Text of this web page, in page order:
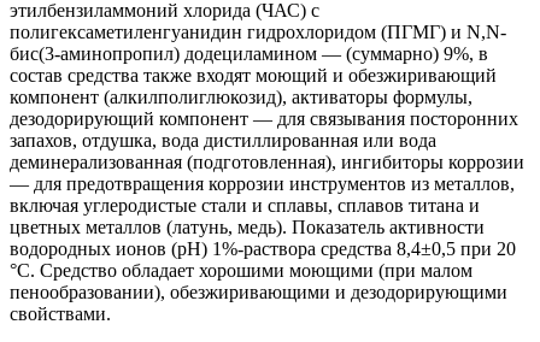
этилбензиламмоний хлорида (ЧАС) с
полигексаметиленгуанидин гидрохлоридом (ПГМГ) и N,N-
бис(3-аминопропил) додециламином — (суммарно) 9%, в
состав средства также входят моющий и обезжиривающий
компонент (алкилполиглюкозид), активаторы формулы,
дезодорирующий компонент — для связывания посторонних
запахов, отдушка, вода дистиллированная или вода
деминерализованная (подготовленная), ингибиторы коррозии
— для предотвращения коррозии инструментов из металлов,
включая углеродистые стали и сплавы, сплавов титана и
цветных металлов (латунь, медь). Показатель активности
водородных ионов (рН) 1%-раствора средства 8,4±0,5 при 20
°С. Средство обладает хорошими моющими (при малом
пенообразовании), обезжиривающими и дезодорирующими
свойствами.